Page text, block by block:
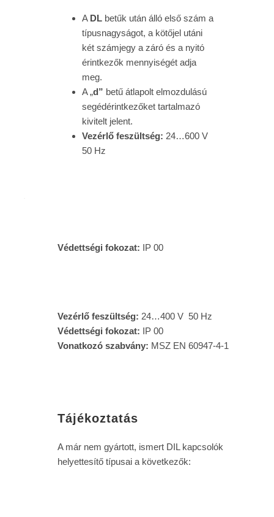
A DL betűk után álló első szám a
típusnagyságot, a kötőjel utáni
két számjegy a záró és a nyitó
érintkezők mennyiségét adja
meg.
A „d” betű átlapolt elmozdulású
segédérintkezőket tartalmazó
kivitelt jelent.
Vezérlő feszültség: 24…600 V
50 Hz
Védettségi fokozat: IP 00
Vezérlő feszültség: 24…400 V 50 Hz
Védettségi fokozat: IP 00
Vonatkozó szabvány: MSZ EN 60947-4-1
Tájékoztatás
A már nem gyártott, ismert DIL kapcsolók
helyettesítő típusai a következők: